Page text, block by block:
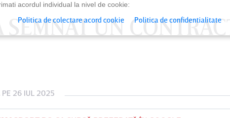
UN CONTRACT
PE 26 IUL 2025
VINERI 07 AUG, 21:00
acordul individual la nivel de cookie:
Politica de colectare acord cookie Politica de confidentialitate